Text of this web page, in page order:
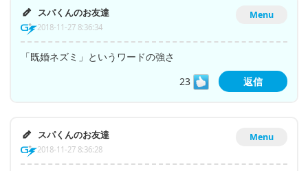
Menu
スパくんのお友達
2018-11-27 8:36:34
「既婚ネズミ」というワードの強さ
23
返信
Menu
スパくんのお友達
2018-11-27 8:36:28